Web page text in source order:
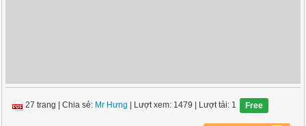
27 trang |Chia sẻ: Mr Hưng | Lượt xem: 1479 | Lượt tải: 1 Free